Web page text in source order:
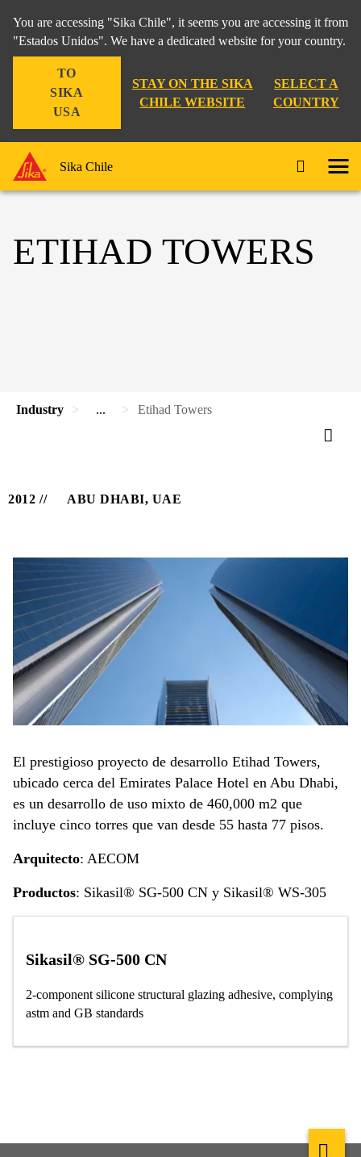
You are accessing "Sika Chile", it seems you are accessing it from
"Estados Unidos". We have a dedicated website for your country.
TO
SIKA
USA
STAY ON THE SIKA
CHILE WEBSITE
SELECT A
COUNTRY
Sika Chile
ETIHAD TOWERS
Industry ... Etihad Towers
2012 ABU DHABI, UAE
El prestigioso proyecto de desarrollo Etihad Towers,
ubicado cerca del Emirates Palace Hotel en Abu Dhabi,
es un desarrollo de uso mixto de 460,000 m2 que
incluye cinco torres que van desde 55 hasta 77 pisos.
Arquitecto: AECOM
Productos: Sikasil® SG-500 CN y Sikasil® WS-305
Sikasil® SG-500 CN
2-component silicone structural glazing adhesive, complying
astm and GB standards